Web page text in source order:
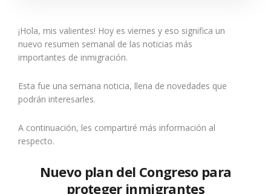
¡Hola, mis valientes! Hoy es viernes y eso significa un
nuevo resumen semanal de las noticias más
importantes de inmigración.
Esta fue una semana noticia, llena de novedades que
podrán interesarles.
A continuación, les compartiré más información al
respecto.
Nuevo plan del Congreso para
proteger inmigrantes